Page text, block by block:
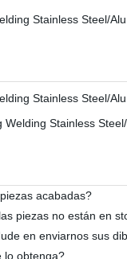
acabadas?
piezas no están en
en enviarnos sus
lo obtenga?